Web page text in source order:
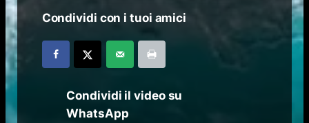
Condividi con i tuoi amici
Condividi il video su
WhatsApp